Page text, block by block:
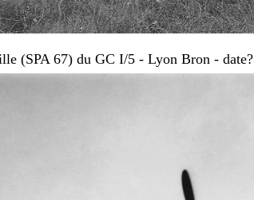
(SPA 67) du GC I/5 - Lyon Bron - date?